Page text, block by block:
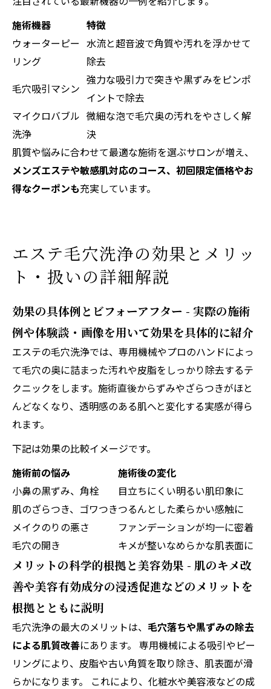
施術機器
特徴
ウォーターピー
リング
水流と超音波で角質や汚れを浮かせて
除去
毛穴吸引マシン
強力な吸引力で突きや黒ずみをピンポ
イントで除去
マイクロバブル
洗浄
微細な泡で毛穴奥の汚れをやさしく解
決
肌質や悩みに合わせて最適な施術を選ぶサロンが増え、
メンズエステや敏感肌対応のコース、初回限定価格やお
得なクーポンも充実しています。
エステ毛穴洗浄の効果とメリッ
ト・扱いの詳細解説
効果の具体例とビフォーアフター - 実際の施術
例や体験談・画像を用いて効果を具体的に紹介
エステの毛穴洗浄では、専用機械やプロのハンドによっ
て毛穴の奥に詰まった汚れや皮脂をしっかり除去するテ
クニックをします。施術直後からずみやざらつきがほと
んどなくなり、透明感のある肌へと変化する実感が得ら
れます。
下記は効果の比較イメージです。
施術前の悩み
施術後の変化
小鼻の黒ずみ、角栓
目立ちにくい明るい肌印象に
肌のざらつき、ゴワつきつるんとした柔らかい感触に
メイクのりの悪さ
ファンデーションが均一に密着
毛穴の開き
キメが整いなめらかな肌表面に
メリットの科学的根拠と美容効果 - 肌のキメ改
善や美容有効成分の浸透促進などのメリットを
根拠とともに説明
毛穴洗浄の最大のメリットは、 毛穴落ちや黒ずみの除去
による肌質改善にあります。 専用機械による吸引やピー
リングにより、皮脂や古い角質を取り除き、肌表面が滑
らかになります。 これにより、化粧水や美容液などの成